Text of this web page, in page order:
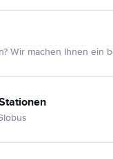
Wir machen Ihnen ein